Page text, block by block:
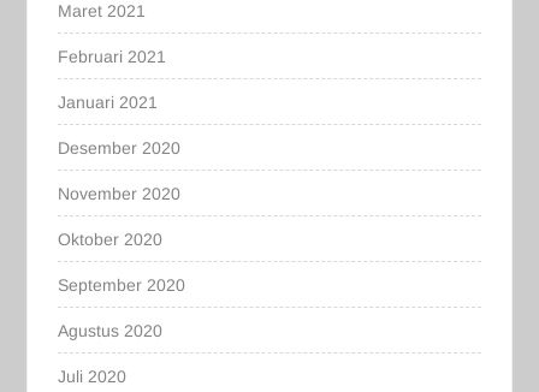
Maret 2021
Februari 2021
Januari 2021
Desember 2020
November 2020
Oktober 2020
September 2020
Agustus 2020
Juli 2020